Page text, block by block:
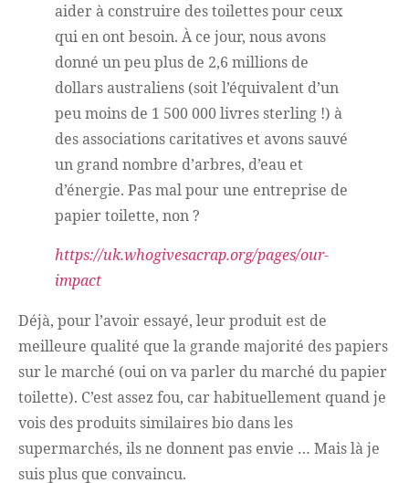
aider à construire des toilettes pour ceux
qui en ont besoin. À ce jour, nous avons
donné un peu plus de 2,6 millions de
dollars australiens (soit l’équivalent d’un
peu moins de 1 500 000 livres sterling !) à
des associations caritatives et avons sauvé
un grand nombre d’arbres, d’eau et
d’énergie. Pas mal pour une entreprise de
papier toilette, non ?
https://uk.whogivesacrap.org/pages/our-
impact
Déjà, pour l’avoir essayé, leur produit est de
meilleure qualité que la grande majorité des papiers
sur le marché (oui on va parler du marché du papier
toilette). C’est assez fou, car habituellement quand je
vois des produits similaires bio dans les
supermarchés, ils ne donnent pas envie … Mais là je
suis plus que convaincu.